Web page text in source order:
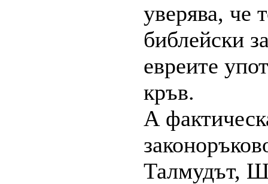
уверява, че
библейски
евреите
кръв.
А
Талмудът,